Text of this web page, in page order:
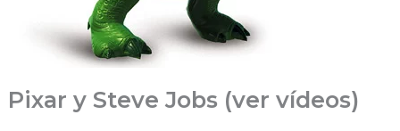
Pixar y Steve Jobs (ver vídeos)